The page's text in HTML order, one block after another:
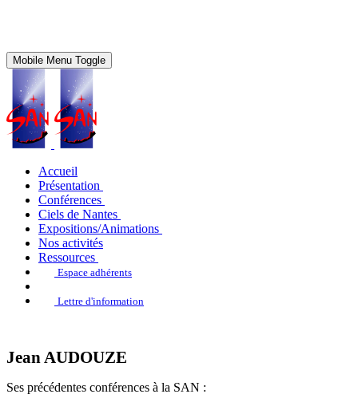
Mobile Menu Toggle
Accueil
Présentation
Conférences
Ciels de Nantes
Expositions/Animations
Nos activités
Ressources
Espace adhérents
Lettre d'information
Jean AUDOUZE
Ses précédentes conférences à la SAN :